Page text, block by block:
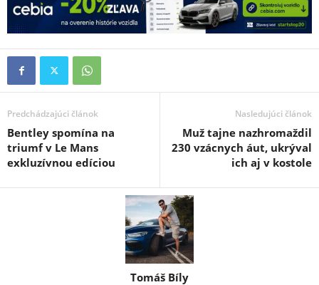
Predchádzajúci článok
Bentley spomína na
triumf v Le Mans
exkluzívnou edíciou
Nasledujúci článok
Muž tajne nazhromaždil
230 vzácnych áut, ukrýval
ich aj v kostole
Tomáš Bíly